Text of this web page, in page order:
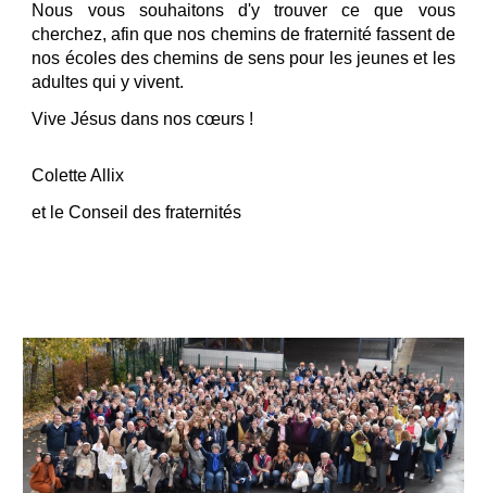
Nous vous souhaitons d'y trouver ce que vous
cherchez, afin que nos chemins de fraternité fassent de
nos écoles des chemins de sens pour les jeunes et les
adultes qui y vivent.
Vive Jésus dans nos cœurs !
Colette Allix
et le Conseil des fraternités